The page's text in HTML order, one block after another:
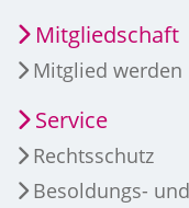
Mitgliedschaft
Mitglied werden
Service
Rechtsschutz
Besoldungs-